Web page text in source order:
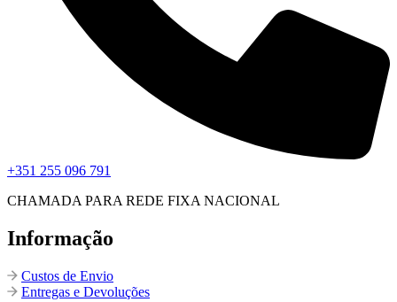
+351 255 096 791
CHAMADA PARA REDE FIXA NACIONAL
Informação
Custos de Envio
Entregas e Devoluções